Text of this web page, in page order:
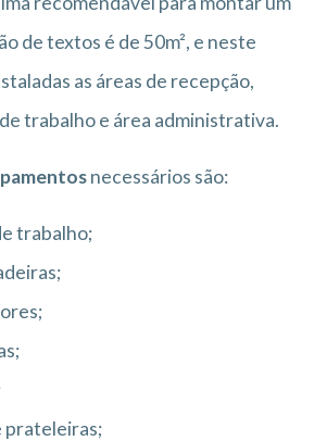
de textos é de 50m², e neste
as áreas de recepção,
trabalho e área administrativa.
necessários são:
trabalho;
prateleiras;